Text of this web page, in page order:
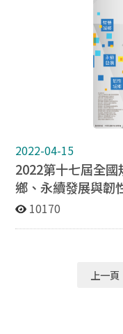
卓輝華 經歷：現任
治大學地政系友會理
管
2022-04-15
2022第十七屆全
鄉、永續發展與韌
10170
上一頁